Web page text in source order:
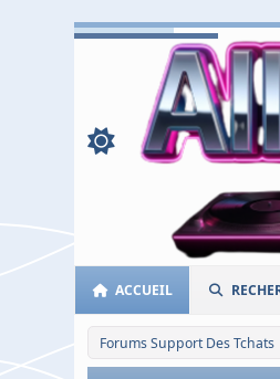
ACCUEIL
Forums Support Des Tchats